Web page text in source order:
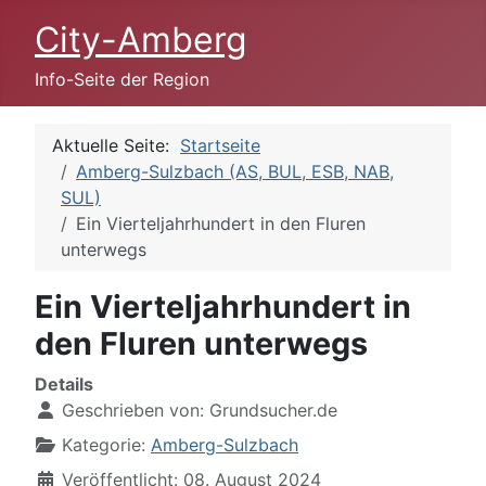
City-Amberg
Info-Seite der Region
Aktuelle Seite: Startseite
Amberg-Sulzbach (AS, BUL, ESB, NAB,
SUL)
Ein Vierteljahrhundert in den Fluren
unterwegs
Ein Vierteljahrhundert in
den Fluren unterwegs
Details
Geschrieben von: Grundsucher.de
Kategorie: Amberg-Sulzbach
Veröffentlicht: 08. August 2024